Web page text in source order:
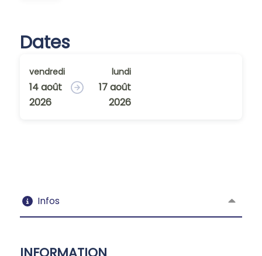
Dates
vendredi
14 août
2026
lundi
17 août
2026
Infos